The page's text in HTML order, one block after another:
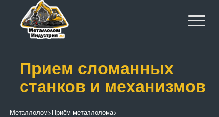
Прием сломанных
станков и механизмов
Металлолом>Приём металлолома>